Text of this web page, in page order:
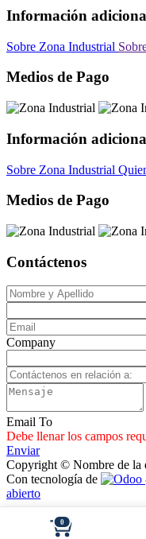
Información
Sobre Zona Industrial
Medios de Pago
Información
Sobre Zona Industrial
Medios de Pago
Contáctenos
Company
Email To
Debe llenar los campos
Enviar
Copyright © Nombre de la
Con tecnología de
abierto
0